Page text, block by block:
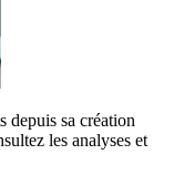
depuis sa création
les analyses et